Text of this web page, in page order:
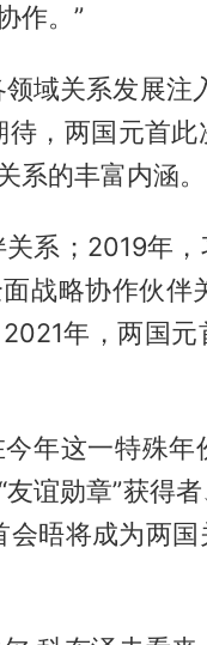
作。”
域关系发展注
，两国元首
系的丰富内涵。
系；2019年
战略协作伙伴
年，两国
年这一特殊年
谊勋章”获得
晤将成为两